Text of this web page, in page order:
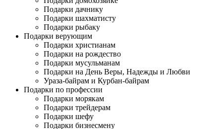
Подарки дачнику
Подарки шахматисту
Подарки рыбаку
Подарки верующим
Подарки христианам
Подарки на рождество
Подарки мусульманам
Подарки на День Веры, Надежды и Любви
Ураза-байрам и Курбан-байрам
Подарки по профессии
Подарки морякам
Подарки трейдерам
Подарки шефу
Подарки бизнесмену